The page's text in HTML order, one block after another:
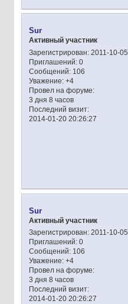
Sur
Активный участник
Зарегистрирован: 2011-10-05
Приглашений:0
Сообщений:106
Уважение: +4
Провел на форуме:
3 дня 8 часов
Последний визит:
2014-01-20 20:26:27
Sur
Активный участник
Зарегистрирован: 2011-10-05
Приглашений:0
Сообщений:106
Уважение: +4
Провел на форуме:
3 дня 8 часов
Последний визит:
2014-01-20 20:26:27